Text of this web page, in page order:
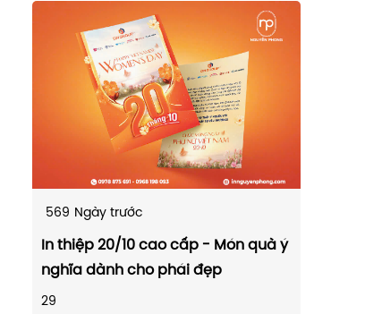
569 Ngày trước
In thiệp 20/10 cao cấp - Món quà ý
nghĩa dành cho phái đẹp
29